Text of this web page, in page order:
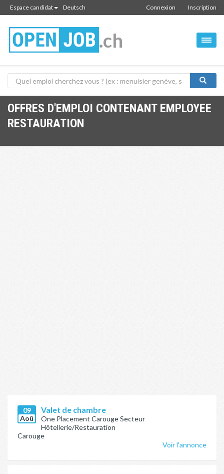
Espace candidat Deutsch Inscription
Connexion
.ch
OFFRES D'EMPLOI CONTENANT EMPLOYEE
RESTAURATION
09
Aoû
Valet de chambre
One Placement Carouge Secteur
Hôtellerie/Restauration
Carouge
Voir l'annonce